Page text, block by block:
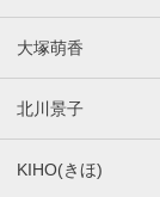
大塚萌香
北川景子
KIHO(きほ)